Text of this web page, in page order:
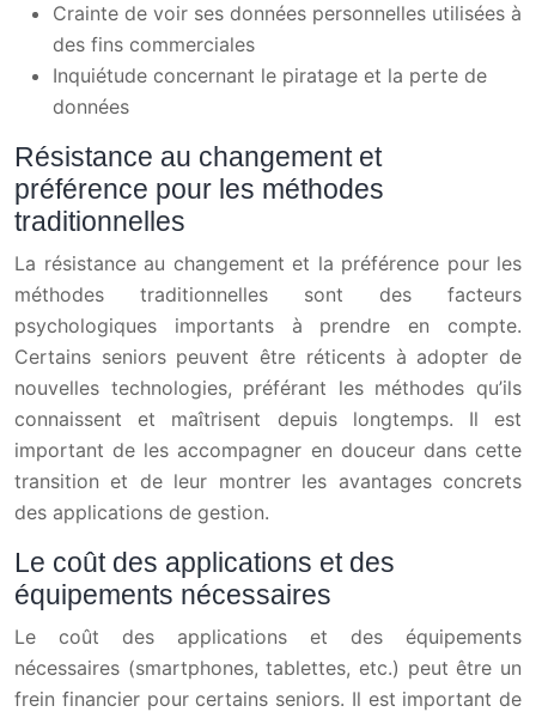
Crainte de voir ses données personnelles utilisées à
des fins commerciales
Inquiétude concernant le piratage et la perte de
données
Résistance au changement et
préférence pour les méthodes
traditionnelles
La résistance au changement et la préférence pour les
méthodes traditionnelles sont des facteurs
psychologiques importants à prendre en compte.
Certains seniors peuvent être réticents à adopter de
nouvelles technologies, préférant les méthodes qu’ils
connaissent et maîtrisent depuis longtemps. Il est
important de les accompagner en douceur dans cette
transition et de leur montrer les avantages concrets
des applications de gestion.
Le coût des applications et des
équipements nécessaires
Le coût des applications et des équipements
nécessaires (smartphones, tablettes, etc.) peut être un
frein financier pour certains seniors. Il est important de